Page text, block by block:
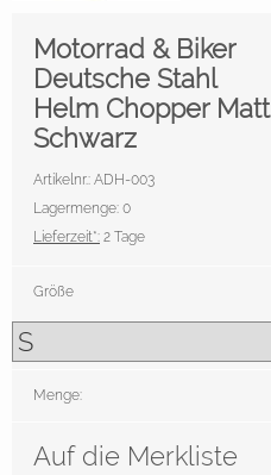
Motorrad & Biker
Deutsche Stahl
Helm Chopper Matt
Schwarz
Artikelnr.: ADH-003
Lagermenge: 0
Lieferzeit*: 2 Tage
Größe
Menge:
Auf die Merkliste